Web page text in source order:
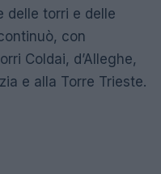
delle torri e delle
con
Coldai, d’Alleghe,
e alla Torre Trieste.